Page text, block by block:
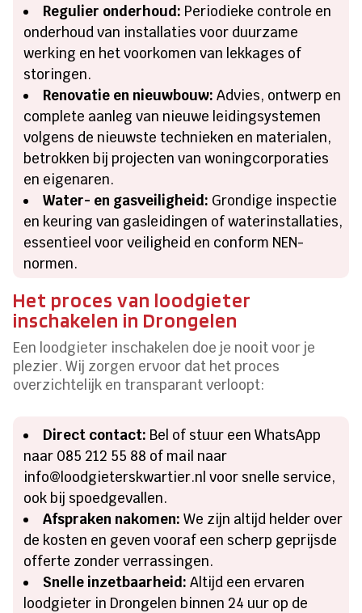
Regulier onderhoud: Periodieke controle en
onderhoud van installaties voor duurzame
werking en het voorkomen van lekkages of
storingen.
Renovatie en nieuwbouw: Advies, ontwerp en
complete aanleg van nieuwe leidingsystemen
volgens de nieuwste technieken en materialen,
betrokken bij projecten van woningcorporaties
en eigenaren.
Water- en gasveiligheid: Grondige inspectie
en keuring van gasleidingen of waterinstallaties,
essentieel voor veiligheid en conform NEN-
normen.
Het proces van loodgieter
inschakelen in Drongelen
Een loodgieter inschakelen doe je nooit voor je
plezier. Wij zorgen ervoor dat het proces
overzichtelijk en transparant verloopt:
Direct contact: Bel of stuur een WhatsApp
naar 085 212 55 88 of mail naar
info@loodgieterskwartier.nl voor snelle service,
ook bij spoedgevallen.
Afspraken nakomen: We zijn altijd helder over
de kosten en geven vooraf een scherp geprijsde
offerte zonder verrassingen.
Snelle inzetbaarheid: Altijd een ervaren
loodgieter in Drongelen binnen 24 uur op de